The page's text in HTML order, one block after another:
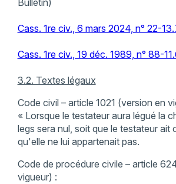
Bulletin)
Cass. 1re civ., 6 mars 2024, n° 22-
Cass. 1re civ., 19 déc. 1989, n° 88-
3.2. Textes légaux
Code civil – article 1021 (version en
« Lorsque le testateur aura légué la
legs sera nul, soit que le testateur ait
qu'elle ne lui appartenait pas.
Code de procédure civile – article
vigueur) :